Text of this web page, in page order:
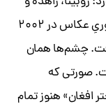
عالیه و دختر چهارم نوزاد بود که مُرد. مک‌کوریِ عکاس در ۲۰۰۲
چشم‌ها همان
صورتی که
افغان» هنوز تمام